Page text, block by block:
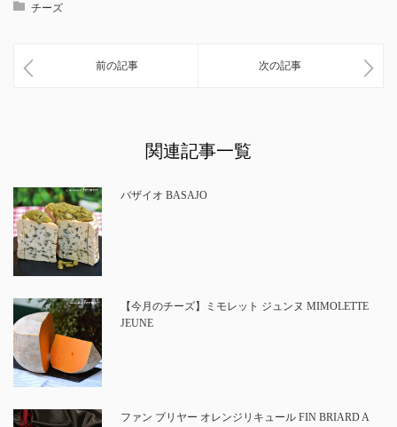
チーズ
前の記事 次の記事
関連記事一覧
バザイオ BASAJO
【今月のチーズ】ミモレット ジュンヌ MIMOLETTE
JEUNE
ファン ブリヤー オレンジリキュール FIN BRIARD A